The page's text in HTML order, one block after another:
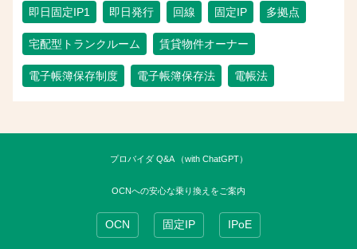
即日固定IP1 即日発行 回線 固定IP 多拠点
宅配型トランクルーム 賃貸物件オーナー
電子帳簿保存制度 電子帳簿保存法 電帳法
プロバイダ Q&A （with ChatGPT）
OCNへの安心な乗り換えをご案内
OCN 固定IP IPoE